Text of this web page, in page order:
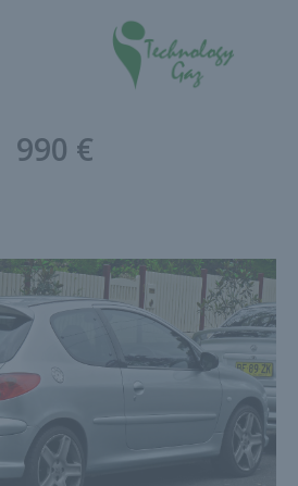
990 €